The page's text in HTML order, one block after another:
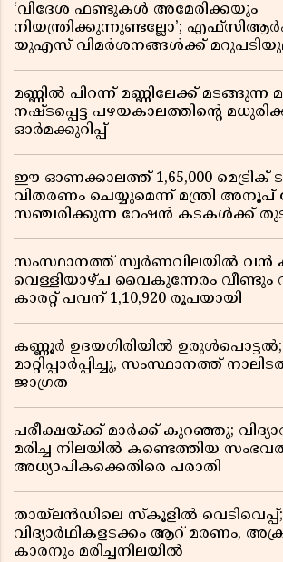
‘വിദേശ ഫണ്ടുകൾ അമേരിക്കയും
നിയന്ത്രിക്കുന്നുണ്ടല്ലോ’;
യുഎസ് വിമർശനങ്ങൾക്ക്
മണ്ണിൽ പിറന്ന് മണ്ണിലേക്ക്
നഷ്ടപ്പെട്ട പഴയകാലത്തിൻ്റെ
ഓർമക്കുറിപ്പ്
ഈ ഓണക്കാലത്ത് 1,65,000 മെട്രിക്
വിതരണം ചെയ്യുമെന്ന് മന്ത്രി
സഞ്ചരിക്കുന്ന റേഷൻ കടകൾക്ക്
സംസ്ഥാനത്ത് സ്വർണവിലയിൽ വൻ
വെള്ളിയാഴ്ച വൈകുന്നേരം വീണ്ടും
കാരറ്റ് പവന് 1,10,920 രൂപയായി
കണ്ണൂർ ഉദയഗിരിയിൽ
മാറ്റിപ്പാർപ്പിച്ചു, സംസ്ഥാനത്ത്
ജാഗ്രത
പരീക്ഷയ്ക്ക് മാർക്ക് കുറഞ്ഞു;
മരിച്ച നിലയിൽ കണ്ടെത്തിയ
അധ്യാപികക്കെതിരെ പരാതി
തായ്‌ലൻഡിലെ സ്‌കൂളിൽ
വിദ്യാർഥികളടക്കം ആറ് മരണം,
കാരനും മരിച്ചനിലയിൽ